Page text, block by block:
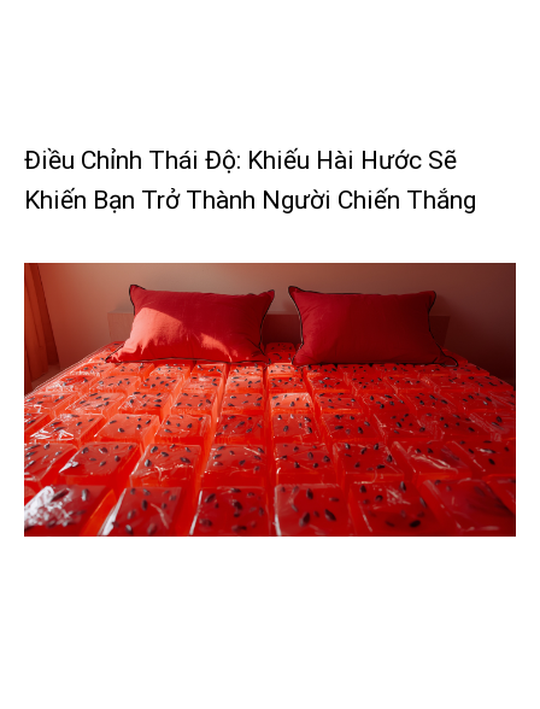
Điều Chỉnh Thái Độ: Khiếu Hài Hước Sẽ
Khiến Bạn Trở Thành Người Chiến Thắng